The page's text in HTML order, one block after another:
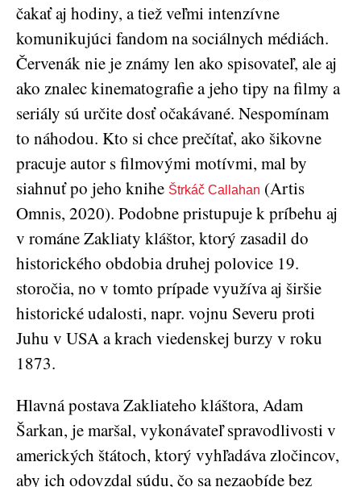
čakať aj hodiny, a tiež veľmi intenzívne
komunikujúci fandom na sociálnych médiách.
Červenák nie je známy len ako spisovateľ, ale aj
ako znalec kinematografie a jeho tipy na filmy a
seriály sú určite dosť očakávané. Nespomínam
to náhodou. Kto si chce prečítať, ako šikovne
pracuje autor s filmovými motívmi, mal by
siahnuť po jeho knihe Štrkáč Callahan (Artis
Omnis, 2020). Podobne pristupuje k príbehu aj
v románe Zakliaty kláštor, ktorý zasadil do
historického obdobia druhej polovice 19.
storočia, no v tomto prípade využíva aj širšie
historické udalosti, napr. vojnu Severu proti
Juhu v USA a krach viedenskej burzy v roku
1873.
Hlavná postava Zakliateho kláštora, Adam
Šarkan, je maršal, vykonávateľ spravodlivosti v
amerických štátoch, ktorý vyhľadáva zločincov,
aby ich odovzdal súdu, čo sa nezaobíde bez